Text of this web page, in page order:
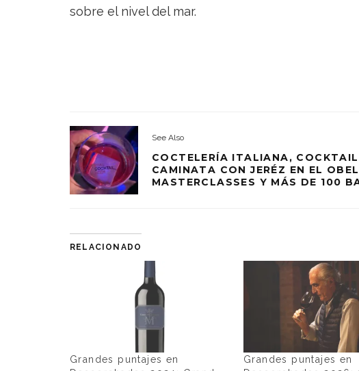
sobre el nivel del mar.
See Also
COCTELERÍA ITALIANA,
CAMINATA CON JERÉZ EN EL
MASTERCLASSES Y MÁS DE 100
RELACIONADO
Grandes puntajes en
Grandes puntajes en